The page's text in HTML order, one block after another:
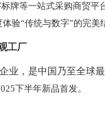
牌等一站式采购商贸平
验“传统与数字”的完美
工厂
业，是中国乃至全球
下半年新品首发。